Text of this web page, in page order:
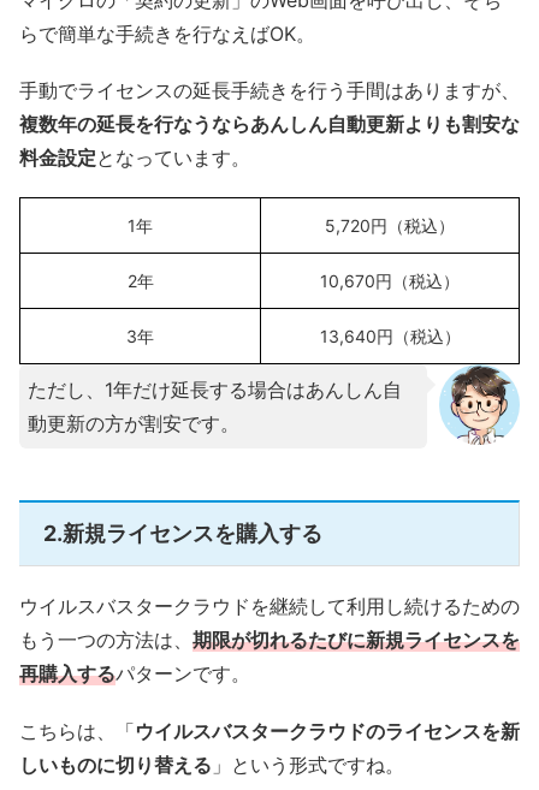
らで簡単な手続きを行なえばOK。
手動でライセンスの延長手続きを行う手間はありますが、
複数年の延長を行なうならあんしん自動更新よりも割安な
料金設定となっています。
1年 5,720円（税込）
2年 10,670円（税込）
3年 13,640円（税込）
ただし、1年だけ延長する場合はあんしん自
動更新の方が割安です。
2.新規ライセンスを購入する
ウイルスバスタークラウドを継続して利用し続けるための
もう一つの方法は、 期限が切れるたびに新規ライセンスを
再購入するパターンです。
こちらは、「ウイルスバスタークラウドのライセンスを新
しいものに切り替える 」という形式ですね。